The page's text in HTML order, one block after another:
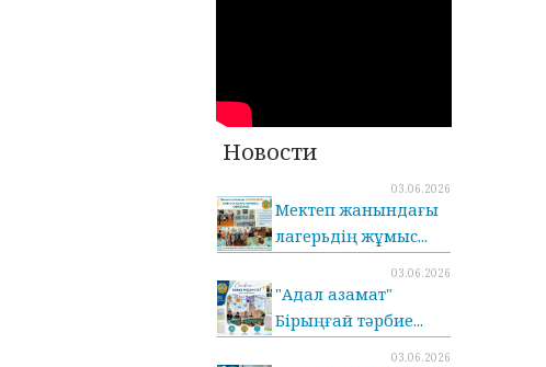
Новости
03.06.2026
Мектеп жанындағы
лагерьдің жұмыс...
03.06.2026
"Адал азамат"
Бірыңғай тәрбие...
03.06.2026